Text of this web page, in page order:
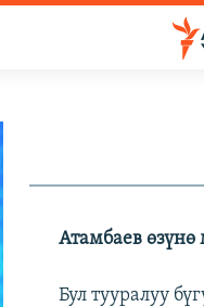
Атамбаев өзүнө
Бул тууралуу